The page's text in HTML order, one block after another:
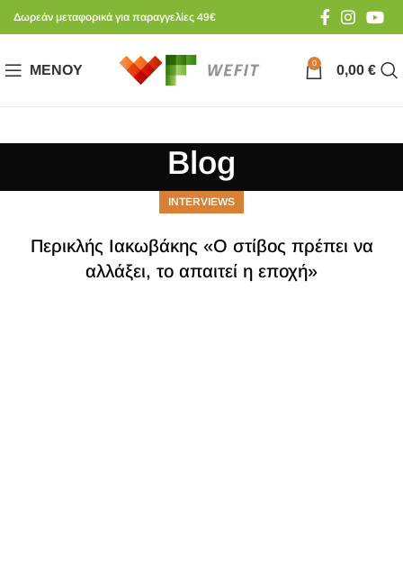
Δωρεάν μεταφορικά για παραγγελίες 49€
ΜΕΝΟΎ 0 0,00 €
Blog
INTERVIEWS
Περικλής Ιακωβάκης «Ο στίβος πρέπει να
αλλάξει, το απαιτεί η εποχή»